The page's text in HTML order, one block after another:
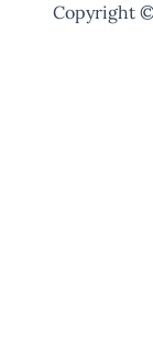
Copyright